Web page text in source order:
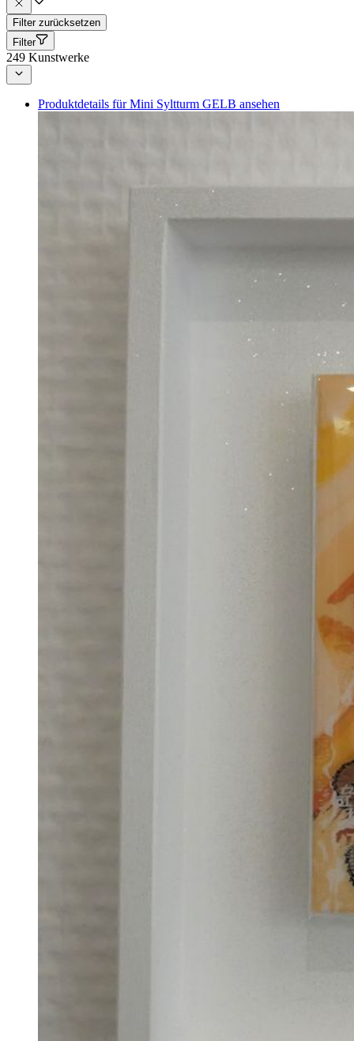
Filter zurücksetzen
Filter
249 Kunstwerke
Produktdetails für Mini Syltturm GELB ansehen